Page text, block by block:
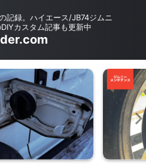
記録。ハイエース/JB74ジムニ
カスタム記事も更新中